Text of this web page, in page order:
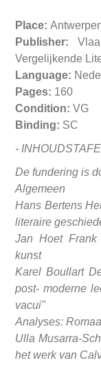
Place:
Publisher:
Vergelijkende
Language:
Pages: 160
Condition: VG
Binding: SC
-
De fundering is
Algemeen
Hans Bertens
literaire
Jan Hoet
kunst
Karel Boullart
post- moderne
vacui"
Analyses:
Ulla Musarra-
het werk van